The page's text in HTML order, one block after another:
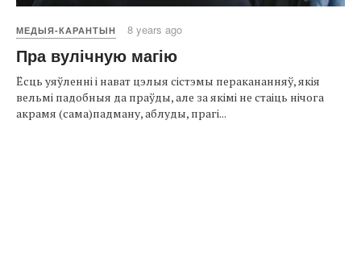
МЕДЫЯ-КАРАНТЫН 8 years ago
Пра вулічную магію
Ёсць уяўленні і нават цэлыя сістэмы перакананняў, якія
вельмі падобныя да праўды, але за якімі не стаіць нічога
акрамя (сама)падману, аблуды, прагі...